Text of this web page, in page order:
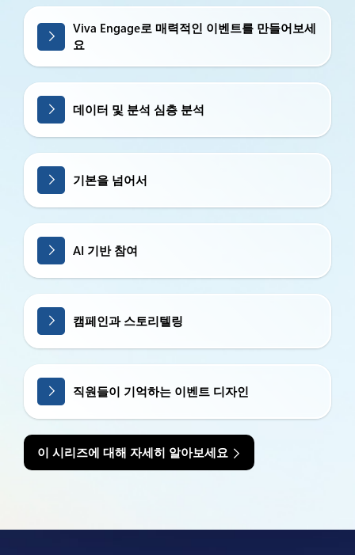
Viva Engage로 매력적인 이벤트를 만들어보세
요
데이터 및 분석 심층 분석
기본을 넘어서
AI 기반 참여
캠페인과 스토리텔링
직원들이 기억하는 이벤트 디자인
이 시리즈에 대해 자세히 알아보세요